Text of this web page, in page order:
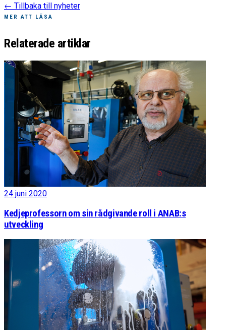
← Tillbaka till nyheter
MER ATT LÄSA
Relaterade artiklar
24 juni 2020
Kedjeprofessorn om sin rådgivande roll i ANAB:s
utveckling